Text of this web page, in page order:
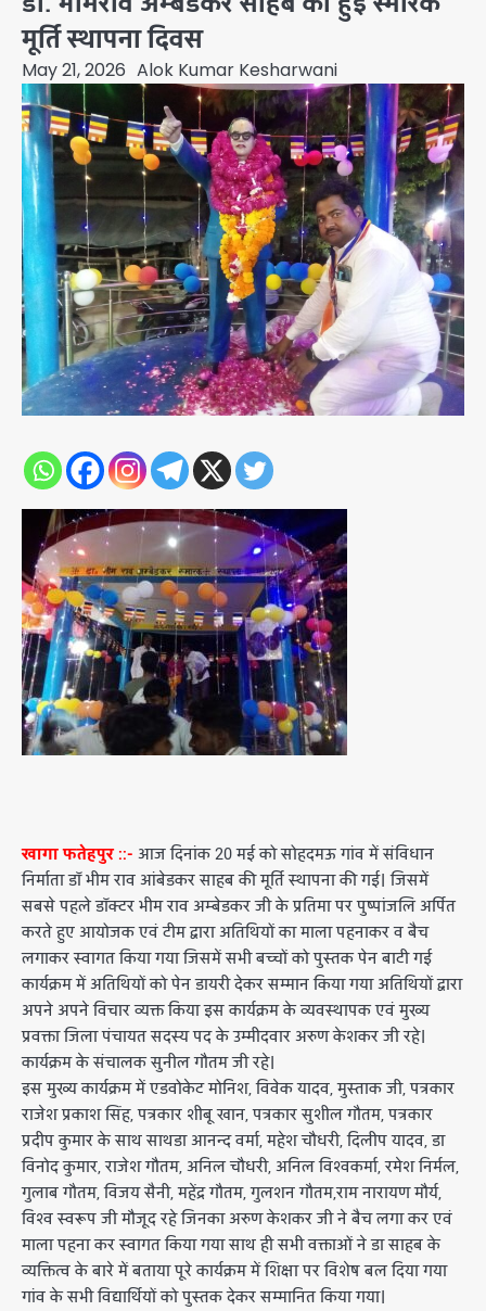
मूर्ति स्थापना दिवस
May 21, 2026 Alok Kumar Kesharwani
खागा फतेहपुर ::- आज दिनांक 20 मई को सोहदमऊ गांव में संविधान
निर्माता डॉ भीम राव आंबेडकर साहब की मूर्ति स्थापना की गई। जिसमें
सबसे पहले डॉक्टर भीम राव अम्बेडकर जी के प्रतिमा पर पुष्पांजलि अर्पित
करते हुए आयोजक एवं टीम द्वारा अतिथियों का माला पहनाकर व बैच
लगाकर स्वागत किया गया जिसमें सभी बच्चों को पुस्तक पेन बाटी गई
कार्यक्रम में अतिथियों को पेन डायरी देकर सम्मान किया गया अतिथियों द्वारा
अपने अपने विचार व्यक्त किया इस कार्यक्रम के व्यवस्थापक एवं मुख्य
प्रवक्ता जिला पंचायत सदस्य पद के उम्मीदवार अरुण केशकर जी रहे।
कार्यक्रम के संचालक सुनील गौतम जी रहे।
इस मुख्य कार्यक्रम में एडवोकेट मोनिश, विवेक यादव, मुस्ताक जी, पत्रकार
राजेश प्रकाश सिंह, पत्रकार शीबू खान, पत्रकार सुशील गौतम, पत्रकार
प्रदीप कुमार के साथ साथडा आनन्द वर्मा, महेश चौधरी, दिलीप यादव, डा
विनोद कुमार, राजेश गौतम, अनिल चौधरी, अनिल विश्वकर्मा, रमेश निर्मल,
गुलाब गौतम, विजय सैनी, महेंद्र गौतम, गुलशन गौतम,राम नारायण मौर्य,
विश्व स्वरूप जी मौजूद रहे जिनका अरुण केशकर जी ने बैच लगा कर एवं
माला पहना कर स्वागत किया गया साथ ही सभी वक्ताओं ने डा साहब के
व्यक्तित्व के बारे में बताया पूरे कार्यक्रम में शिक्षा पर विशेष बल दिया गया
गांव के सभी विद्यार्थियों को पुस्तक देकर सम्मानित किया गया।